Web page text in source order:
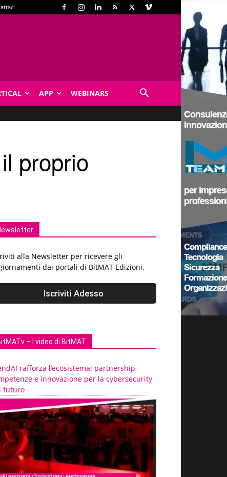
APP WEBINARS
proprio
alla Newsletter per ricevere gli
dai portali di BitMAT Edizioni.
– I video di BitMAT
rafforza l’ecosistema: partnership,
e innovazione per la cybersecurity
futuro